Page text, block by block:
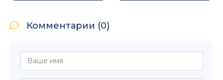
Комментарии (0)